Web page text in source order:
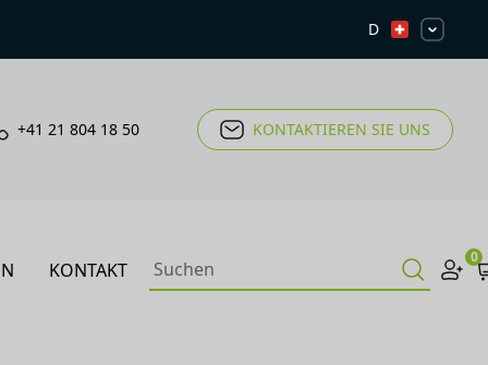
D
+41 21 804 18 50 KONTAKTIEREN SIE UNS
KONTAKT
0